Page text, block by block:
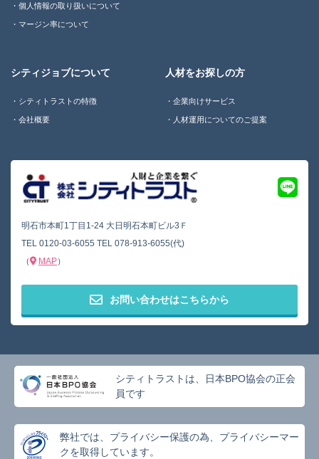
明石市本町1丁目1-24 大日明石本町ビル3Ｆ
TEL 0120-03-6055 TEL 078-913-6055(代)
（
MAP）
お問い合わせはこちらから
個人情報の取り扱いについて
マージン率について
シティジョブについて
シティトラストの特徴
会社概要
人材をお探しの方
企業向けサービス
人材運用についてのご提案
シティトラストは、日本BPO協会の正会
員です
弊社では、プライバシー保護の為、プライバシーマー
クを取得しています。